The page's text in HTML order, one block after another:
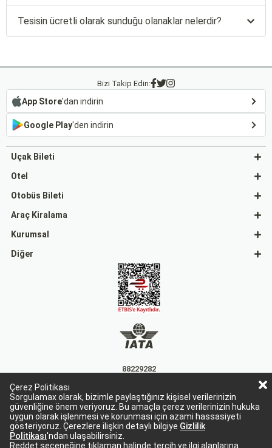
Çerez Politikası
Sorgulamax olarak, bizimle paylaştığınız kişisel verilerinizin
güvenliğine önem veriyoruz. Bu amaçla çerez verilerinizin hukuka
uygun olarak işlenmesi ve korunması için azami hassasiyeti
gösteriyoruz. Çerezlere ilişkin detaylı bilgiye Gizlilik
Politikası'ndan ulaşabilirsiniz.
Reddet seçeneğine tıklaman halinde tercih ve ilgi alanlarına
Tesisin ücretli olarak sunduğu olanaklar nelerdir?
Bizi Takip Edin:
App Store'dan indirin
Google Play'den indirin
Uçak Bileti
Otel
Otobüs Bileti
Araç Kiralama
Kurumsal
Diğer
88229282
15863